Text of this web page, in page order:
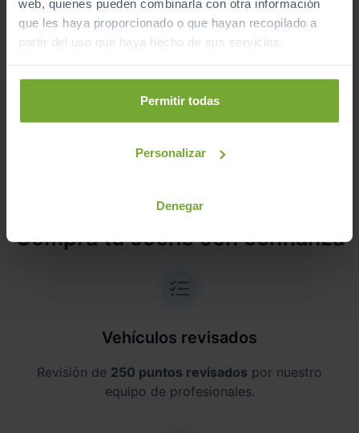
web, quienes pueden combinarla con otra información
que les haya proporcionado o que hayan recopilado a
partir del uso que haya hecho de sus servicios.
Permitir todas
Personalizar
Denegar
Pruébalo en cualquiera de nuestras
instalaciones (Ver instalaciones)
¿Por qué comprar en Sibuscascoche?
Compra tu coche con confianza
Vehículos revisados
Revisión de 250 puntos revisados por nuestro
equipo de profesionales.